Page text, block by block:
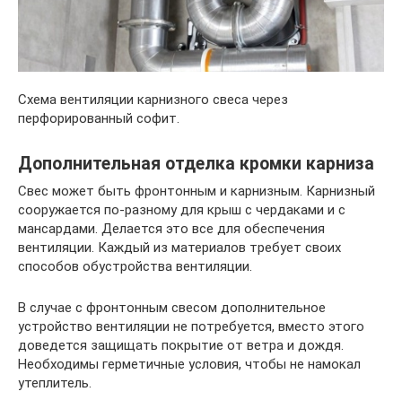
Схема вентиляции карнизного свеса через
перфорированный софит.
Дополнительная отделка кромки карниза
Свес может быть фронтонным и карнизным. Карнизный
сооружается по-разному для крыш с чердаками и с
мансардами. Делается это все для обеспечения
вентиляции. Каждый из материалов требует своих
способов обустройства вентиляции.
В случае с фронтонным свесом дополнительное
устройство вентиляции не потребуется, вместо этого
доведется защищать покрытие от ветра и дождя.
Необходимы герметичные условия, чтобы не намокал
утеплитель.